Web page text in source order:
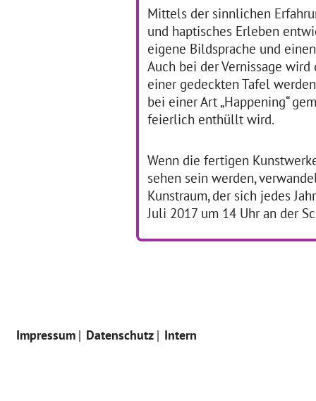
Mittels der sinnlichen
und haptisches Erleben
eigene Bildsprache und
Auch bei der Vernissage
einer gedeckten Tafel
bei einer Art „Happening“
feierlich enthüllt wird.
Wenn die fertigen
sehen sein werden,
Kunstraum, der sich jedes
Juli 2017 um 14 Uhr an der
Trommeln - Tanzen -
Texten
01.07.2016–31.07.2016
Auf wie viele verschiedene
Arten man mit Rhythmus
spielen kann, lernten die 65
Schülerinnen und Schüler
der Theodor-Heuss-Schule
im Juni 2016. Die … mehr
in
Impressum Datenschutz Intern